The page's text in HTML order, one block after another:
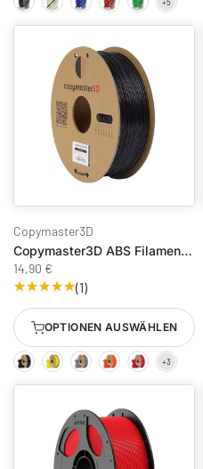
Copymaster3D
Copymaster3D ABS Filament 1,75 mm - 0,8 kg
14,90 €
(1)
OPTIONEN AUSWÄHLEN